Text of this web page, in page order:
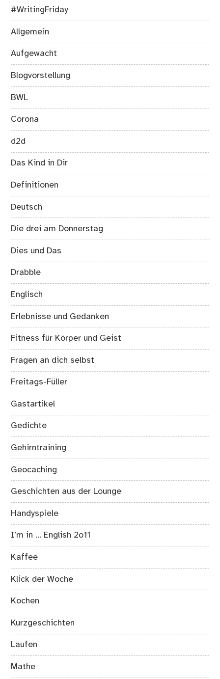
#WritingFriday
Allgemein
Aufgewacht
Blogvorstellung
BWL
Corona
d2d
Das Kind in Dir
Definitionen
Deutsch
Die drei am Donnerstag
Dies und Das
Drabble
Englisch
Erlebnisse und Gedanken
Fitness für Körper und Geist
Fragen an dich selbst
Freitags-Füller
Gastartikel
Gedichte
Gehirntraining
Geocaching
Geschichten aus der Lounge
Handyspiele
I’m in … English 2o11
Kaffee
Klick der Woche
Kochen
Kurzgeschichten
Laufen
Mathe